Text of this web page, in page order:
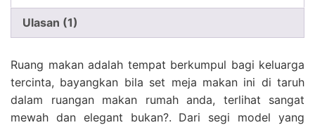
Ulasan (1)
Ruang makan adalah tempat berkumpul bagi keluarga
tercinta, bayangkan bila set meja makan ini di taruh
dalam ruangan makan rumah anda, terlihat sangat
mewah dan elegant bukan?. Dari segi model yang